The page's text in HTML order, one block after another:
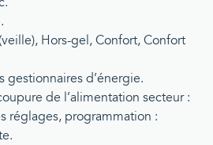
Hors-gel, Confort, Confort
gestionnaires d’énergie.
de l’alimentation secteur :
programmation :